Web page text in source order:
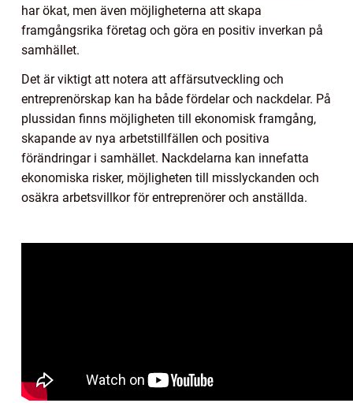
har ökat, men även möjligheterna att skapa
framgångsrika företag och göra en positiv inverkan på
samhället.
Det är viktigt att notera att affärsutveckling och
entreprenörskap kan ha både fördelar och nackdelar. På
plussidan finns möjligheten till ekonomisk framgång,
skapande av nya arbetstillfällen och positiva
förändringar i samhället. Nackdelarna kan innefatta
ekonomiska risker, möjligheten till misslyckanden och
osäkra arbetsvillkor för entreprenörer och anställda.